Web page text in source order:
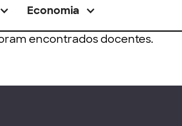
Economia
encontrados docentes.